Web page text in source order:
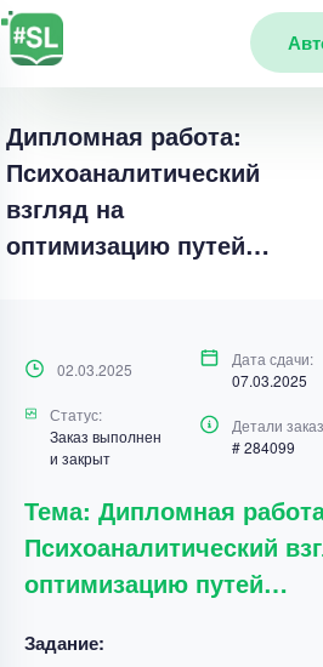
Дипломная работа:
Психоаналитический
взгляд на
оптимизацию путей…
02.03.2025
Дата сдачи:
07.03.2025
Статус:
Заказ выполнен
и закрыт
Детали
# 284099
Тема: Дипломная
Психоаналитический
оптимизацию путей…
Задание: